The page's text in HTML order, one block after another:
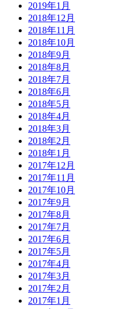
2019年1月
2018年12月
2018年11月
2018年10月
2018年9月
2018年8月
2018年7月
2018年6月
2018年5月
2018年4月
2018年3月
2018年2月
2018年1月
2017年12月
2017年11月
2017年10月
2017年9月
2017年8月
2017年7月
2017年6月
2017年5月
2017年4月
2017年3月
2017年2月
2017年1月